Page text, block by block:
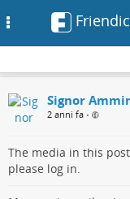
Signor
2 anni fa •
The media in this
please log in.